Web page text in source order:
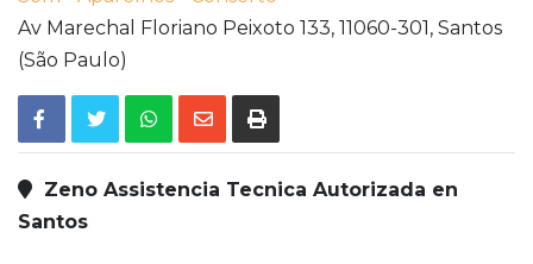
Av Marechal Floriano Peixoto 133, 11060-301, Santos
(São Paulo)
Zeno Assistencia Tecnica Autorizada en
Santos